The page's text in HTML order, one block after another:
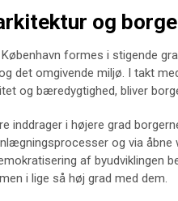
og
formes i stigende
det omgivende miljø. I takt
og bæredygtighed, bliver
inddrager i højere grad
og via
af byudviklingen
i lige så høj grad med dem.